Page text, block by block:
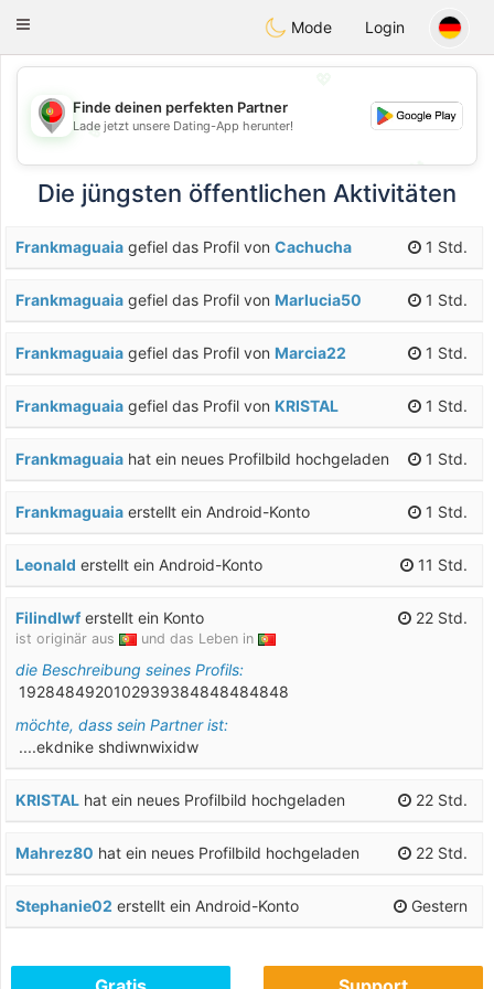
Portugues
Toggle
Mode Login
💖
💕
💕
Finde deinen perfekten Partner
Lade jetzt unsere Dating-App herunter!
Die jüngsten öffentlichen Aktivitäten
1 Std.
Frankmaguaia gefiel das Profil von Cachucha
1 Std.
Frankmaguaia gefiel das Profil von Marlucia50
1 Std.
Frankmaguaia gefiel das Profil von Marcia22
1 Std.
Frankmaguaia gefiel das Profil von KRISTAL
1 Std.
Frankmaguaia hat ein neues Profilbild hochgeladen
1 Std.
Frankmaguaia erstellt ein Android-Konto
11 Std.
Leonald erstellt ein Android-Konto
22 Std.
Filindlwferstellt ein Konto
ist originär aus und das Leben in
die Beschreibung seines Profils:
1928484920102939384848484848
möchte, dass sein Partner ist:
....ekdnike shdiwnwixidw
22 Std.
KRISTAL hat ein neues Profilbild hochgeladen
22 Std.
Mahrez80 hat ein neues Profilbild hochgeladen
Gestern
Stephanie02 erstellt ein Android-Konto